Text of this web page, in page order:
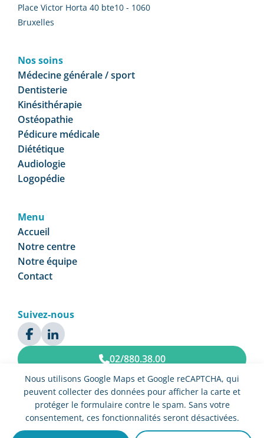
Nous utilisons Google Maps et Google reCAPTCHA, qui
peuvent collecter des données pour afficher la carte et
protéger le formulaire contre le spam. Sans votre
consentement, ces fonctionnalités seront désactivées.
Place Victor Horta 40 bte10 - 1060
Bruxelles
Nos soins
Médecine générale / sport
Dentisterie
Kinésithérapie
Ostéopathie
Pédicure médicale
Diététique
Audiologie
Logopédie
Menu
Accueil
Notre centre
Notre équipe
Contact
Suivez-nous
02/880.38.00
Prendre rendez-vous
© Centre Médical Ciceron 2025 Tous droits réservés –Politique de